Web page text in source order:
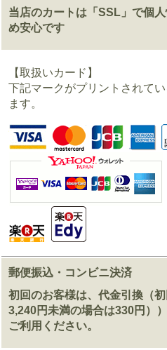
当店のカートは「SSL」で個
め安心です
【取扱いカード】
下記マークがプリントされて
ます。
郵便振込・コンビニ決済
初回のお客様は、代金引換（
3,240円未満の場合は330円）
ご利用ください。